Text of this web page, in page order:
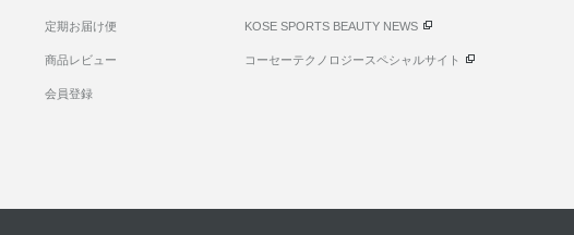
定期お届け便
商品レビュー
会員登録
KOSE SPORTS BEAUTY NEWS
コーセーテクノロジースペシャルサイト